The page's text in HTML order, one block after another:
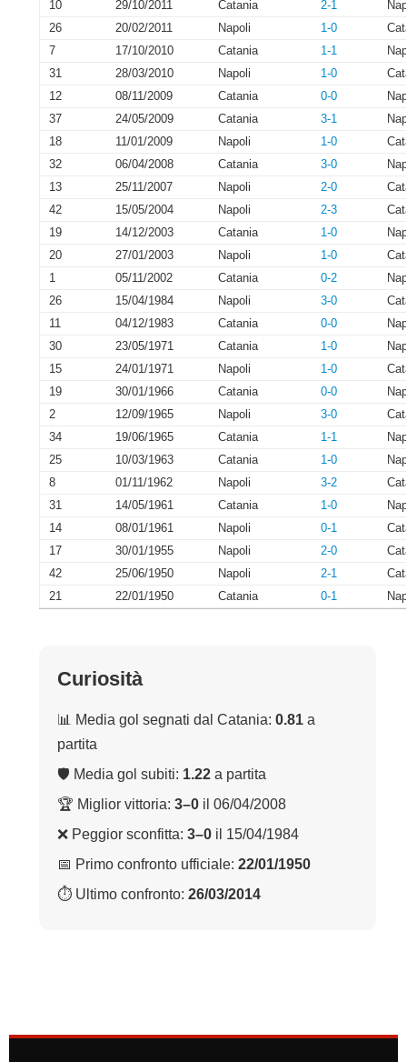
10
29/10/2011 Catania 2-1
26
20/02/2011 Napoli 1-0
7
17/10/2010 Catania 1-1
31
28/03/2010 Napoli 1-0
12
08/11/2009 Catania 0-0
37
24/05/2009 Catania 3-1
18
11/01/2009 Napoli 1-0
32
06/04/2008 Catania 3-0
13
25/11/2007 Napoli 2-0
42
15/05/2004 Napoli 2-3
19
14/12/2003 Catania 1-0
20
27/01/2003 Napoli 1-0
1
05/11/2002 Catania 0-2
26
15/04/1984 Napoli 3-0
11
04/12/1983 Catania 0-0
30
23/05/1971 Catania 1-0
15
24/01/1971 Napoli 1-0
19
30/01/1966 Catania 0-0
2
12/09/1965 Napoli 3-0
34
19/06/1965 Catania 1-1
25
10/03/1963 Catania 1-0
8
01/11/1962 Napoli 3-2
31
14/05/1961 Catania 1-0
14
08/01/1961 Napoli 0-1
17
30/01/1955 Napoli 2-0
42
25/06/1950 Napoli 2-1
21
22/01/1950 Catania 0-1
Curiosità
📊 Media gol segnati dal Catania: 0.81 a
partita
🛡 Media gol subiti: 1.22 a partita
🏆 Miglior vittoria: 3–0 il 06/04/2008
❌ Peggior sconfitta: 3–0 il 15/04/1984
📅 Primo confronto ufficiale: 22/01/1950
⏱ Ultimo confronto: 26/03/2014